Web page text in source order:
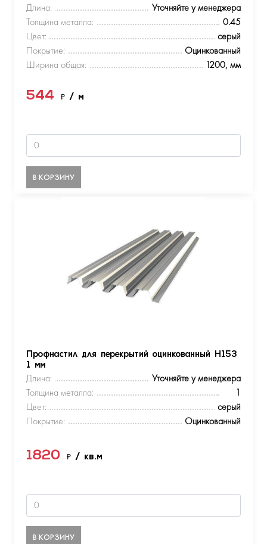
Длина:
Уточняйте у менеджера
Толщина металла:
0.45
Цвет:
серый
Покрытие:
Оцинкованный
Ширина общая:
1200, мм
544 ₽ / м
В КОРЗИНУ
Профнастил для перекрытий оцинкованный Н153
1 мм
Длина:
Уточняйте у менеджера
Толщина металла:
1
Цвет:
серый
Покрытие:
Оцинкованный
1820 ₽ / кв.м
В КОРЗИНУ